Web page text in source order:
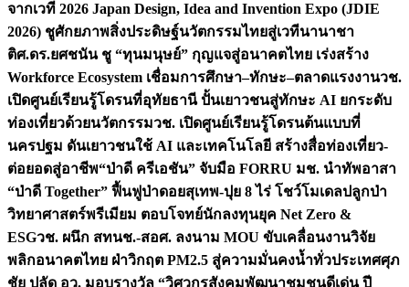
จากเวที 2026 Japan Design, Idea and Invention Expo (JDIE
2026) ชูศักยภาพสิ่งประดิษฐ์นวัตกรรมไทยสู่เวทีนานาชา
ติศ.ดร.ยศชนัน ชู “ทุนมนุษย์” กุญแจสู่อนาคตไทย เร่งสร้าง
Workforce Ecosystem เชื่อมการศึกษา–ทักษะ–ตลาดแรงงานวช.
เปิดศูนย์เรียนรู้โดรนที่อุทัยธานี ปั้นเยาวชนสู่ทักษะ AI ยกระดับ
ท่องเที่ยวด้วยนวัตกรรมวช. เปิดศูนย์เรียนรู้โดรนต้นแบบที่
นครปฐม ดันเยาวชนใช้ AI และเทคโนโลยี สร้างสื่อท่องเที่ยว-
ต่อยอดสู่อาชีพ“ป่าดี ครีเอชัน” จับมือ FORRU มช. นำทัพอาสา
“ป่าดี Together” ฟื้นฟูป่าดอยสุเทพ-ปุย 8 ไร่ โชว์โมเดลปลูกป่า
วิทยาศาสตร์พรีเมียม ตอบโจทย์นักลงทุนยุค Net Zero &
ESGวช. ผนึก สทนช.-สอศ. ลงนาม MOU ขับเคลื่อนงานวิจัย
พลิกอนาคตไทย ฝ่าวิกฤต PM2.5 สู่ความมั่นคงน้ำทั่วประเทศศุภ
ชัย ปลัด อว. มอบรางวัล “วิศวกรสังคมพัฒนาชุมชนดีเด่น ปี